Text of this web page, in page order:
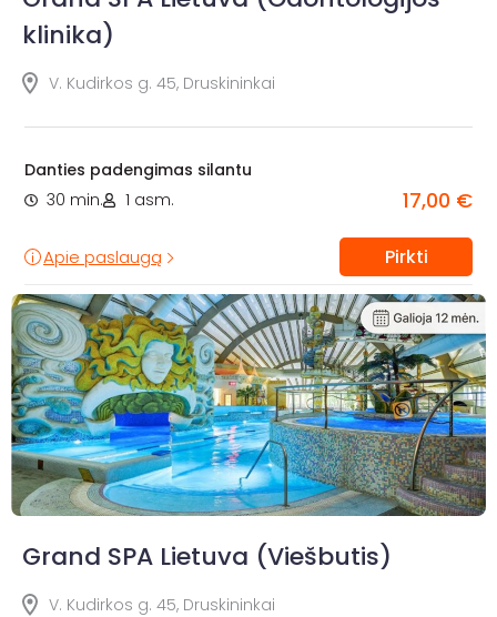
klinika)
V. Kudirkos g. 45, Druskininkai
Danties padengimas silantu
30 min.
1 asm. 17,00 €
Apie paslaugą Pirkti
Grand SPA Lietuva (Viešbutis)
V. Kudirkos g. 45, Druskininkai